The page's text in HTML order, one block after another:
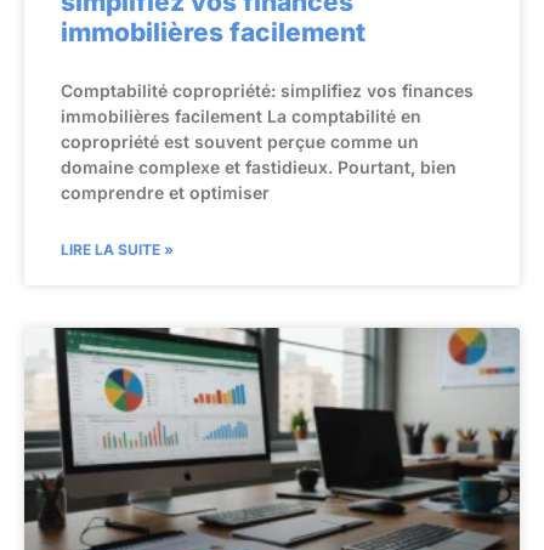
immobilières facilement
Comptabilité copropriété: simplifiez vos finances
immobilières facilement La comptabilité en
copropriété est souvent perçue comme un
domaine complexe et fastidieux. Pourtant, bien
comprendre et optimiser
LIRE LA SUITE »